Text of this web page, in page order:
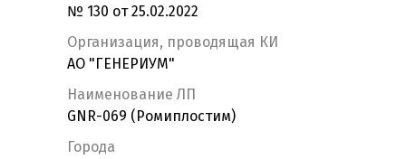
№ 130 от 25.02.2022
Организация, проводящая КИ
АО "ГЕНЕРИУМ"
Наименование ЛП
GNR-069 (Ромиплостим)
Города